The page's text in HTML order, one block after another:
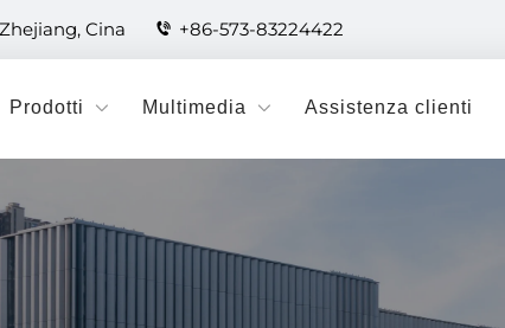
Cina +86-573-83224422
Prodotti Multimedia Assistenza clienti